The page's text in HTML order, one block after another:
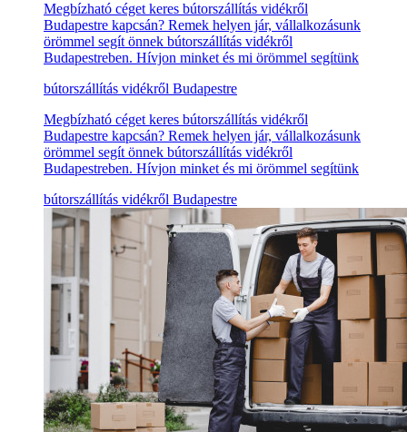
Megbízható céget keres bútorszállítás vidékről
Budapestre kapcsán? Remek helyen jár, vállalkozásunk
örömmel segít önnek bútorszállítás vidékről
Budapestreben. Hívjon minket és mi örömmel segítünk
bútorszállítás vidékről Budapestre
Megbízható céget keres bútorszállítás vidékről
Budapestre kapcsán? Remek helyen jár, vállalkozásunk
örömmel segít önnek bútorszállítás vidékről
Budapestreben. Hívjon minket és mi örömmel segítünk
bútorszállítás vidékről Budapestre